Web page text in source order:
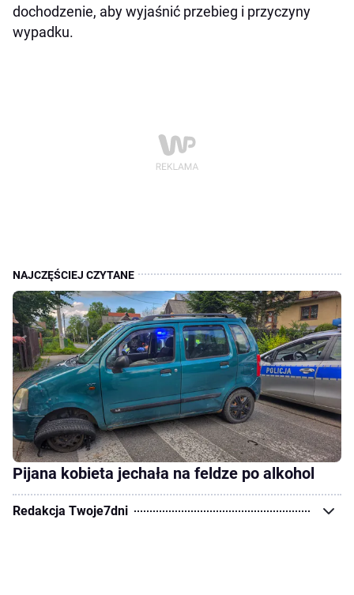
dochodzenie, aby wyjaśnić przebieg i przyczyny
wypadku.
Pijana kobieta jechała na feldze po alkohol
Redakcja Twoje7dni